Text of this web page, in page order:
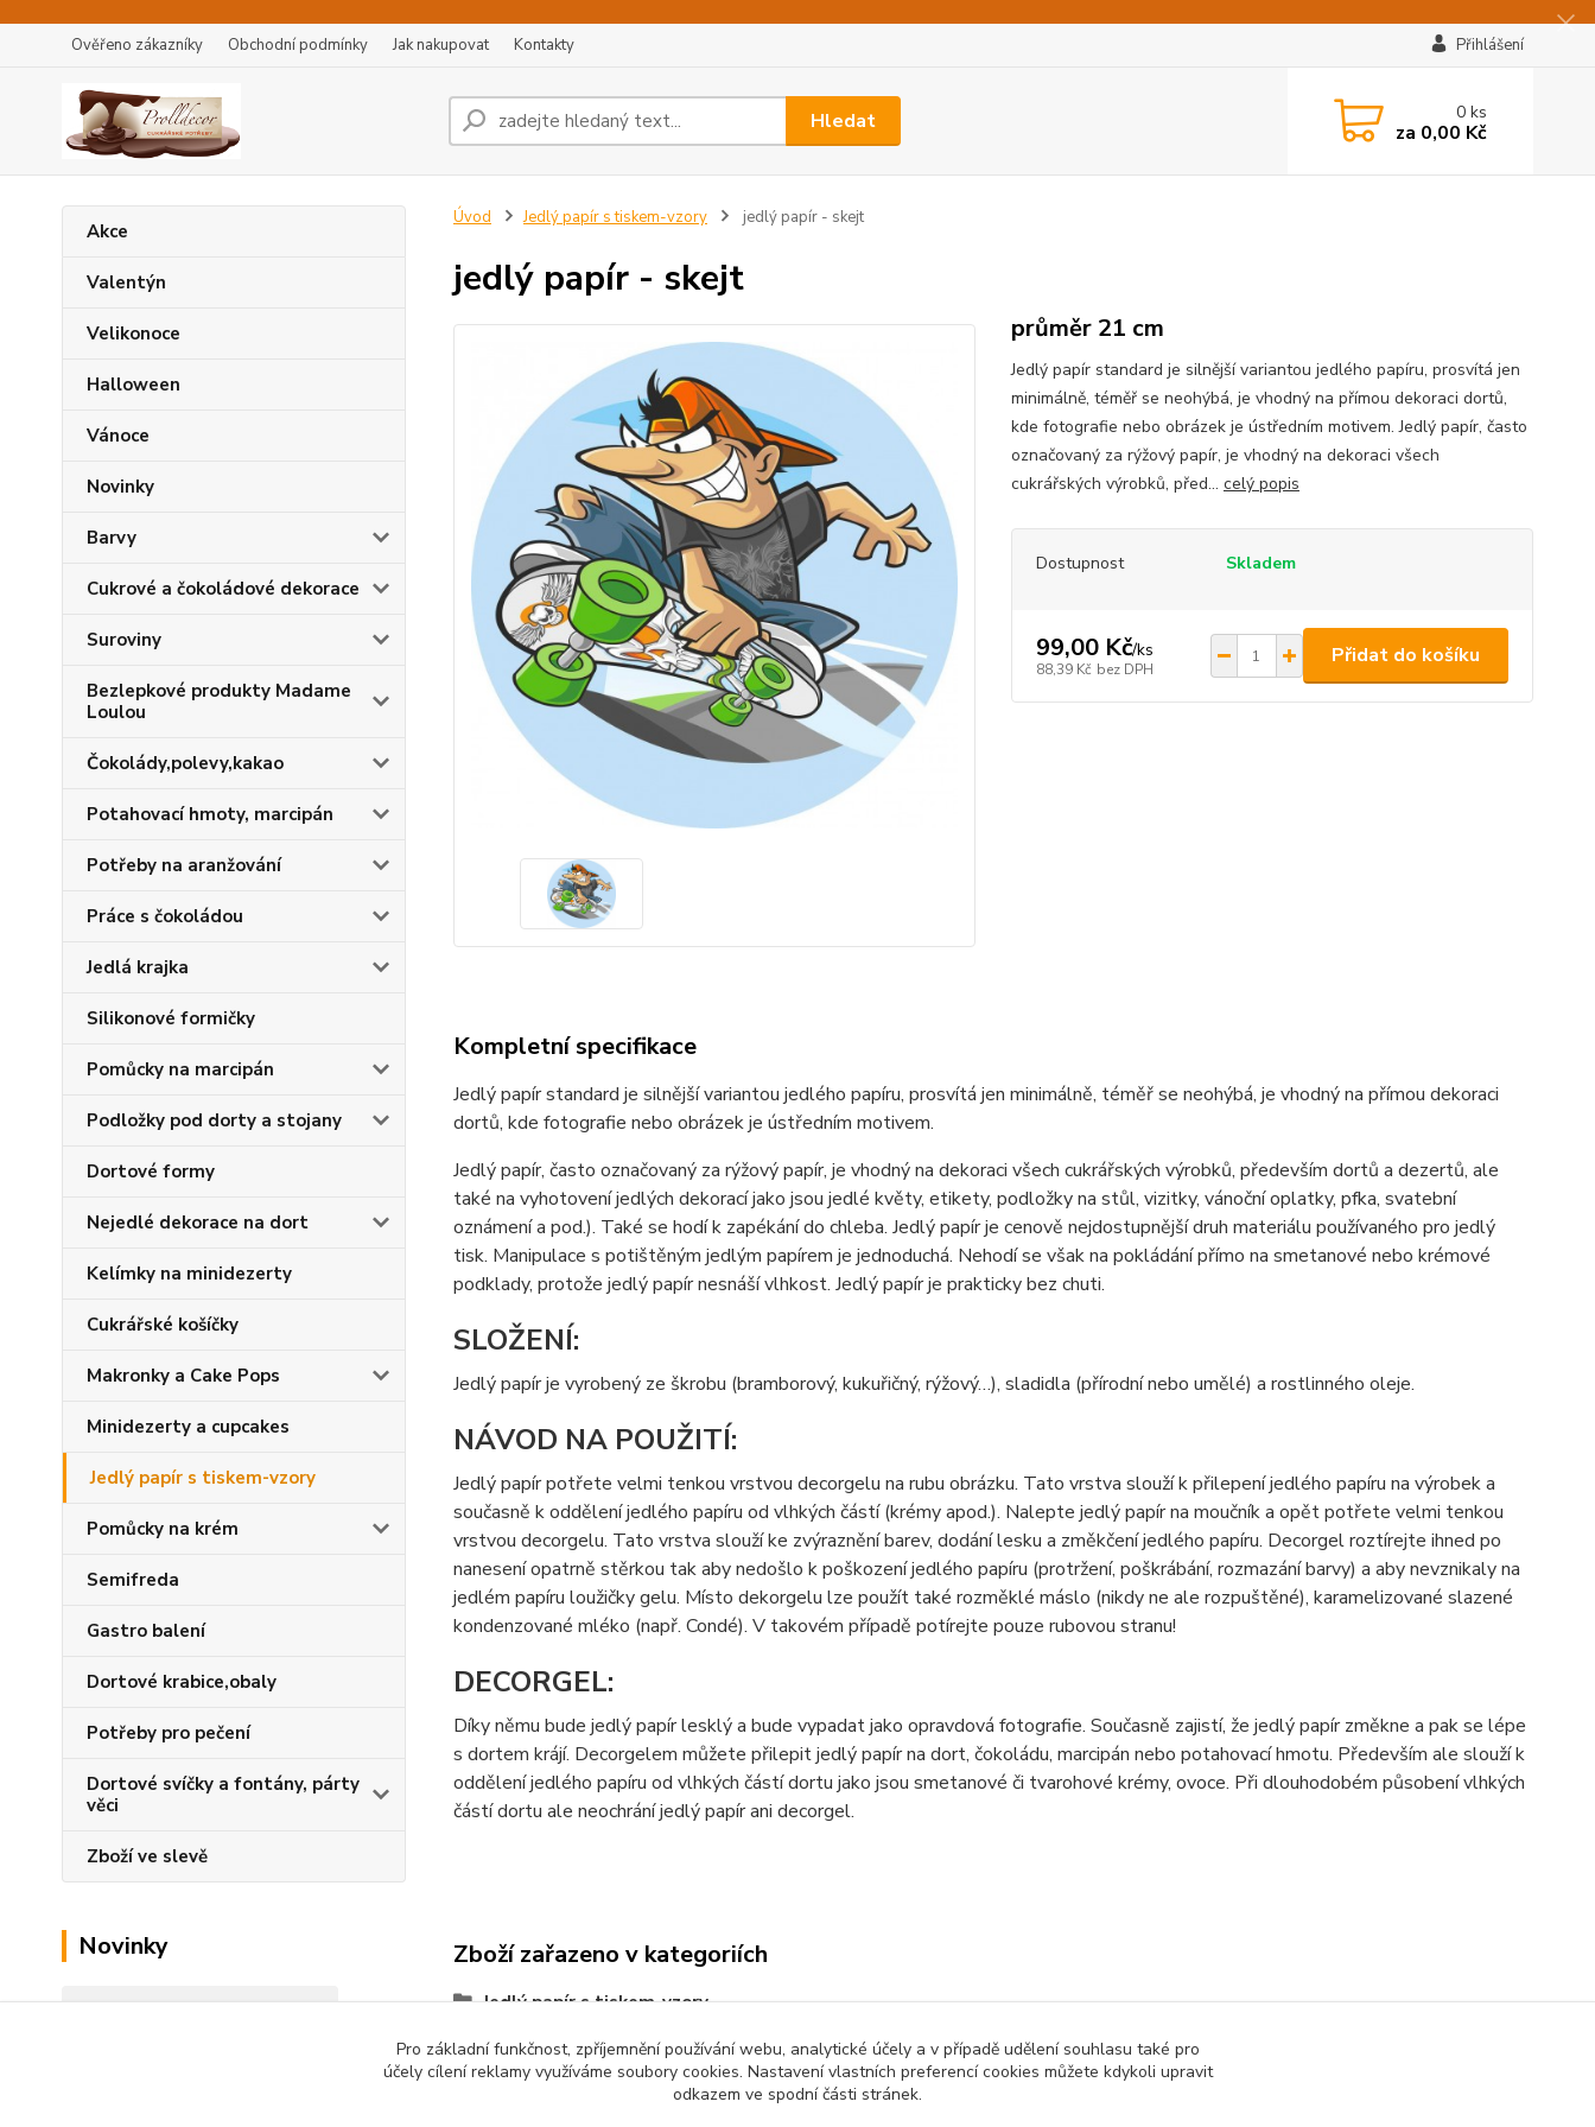
Ověřeno zákazníky Obchodní podmínky Jak nakupovat Kontakty Přihlášení
Hledat 0ks
za 0,00 Kč
Akce
Valentýn
Velikonoce
Halloween
Vánoce
Novinky
Barvy
Cukrové a čokoládové dekorace
Suroviny
Bezlepkové produkty Madame
Loulou
Čokolády,polevy,kakao
Potahovací hmoty, marcipán
Potřeby na aranžování
Práce s čokoládou
Jedlá krajka
Silikonové formičky
Pomůcky na marcipán
Podložky pod dorty a stojany
Dortové formy
Nejedlé dekorace na dort
Kelímky na minidezerty
Cukrářské košíčky
Makronky a Cake Pops
Minidezerty a cupcakes
Jedlý papír s tiskem-vzory
Pomůcky na krém
Semifreda
Gastro balení
Dortové krabice,obaly
Potřeby pro pečení
Dortové svíčky a fontány, párty
věci
Zboží ve slevě
Novinky
Zobrazit všechny novinky
Úvod Jedlý papír s tiskem-vzory jedlý papír - skejt
jedlý papír - skejt
průměr 21 cm
Jedlý papír standard je silnější variantou jedlého papíru, prosvítá jen
minimálně, téměř se neohýbá, je vhodný na přímou dekoraci dortů,
kde fotografie nebo obrázek je ústředním motivem. Jedlý papír, často
označovaný za rýžový papír, je vhodný na dekoraci všech
cukrářských výrobků, před... celý popis
Dostupnost Skladem
99,00 Kč/ks
88,39 Kč bez DPH
Přidat do košíku
Kompletní specifikace
Jedlý papír standard je silnější variantou jedlého papíru, prosvítá jen minimálně, téměř se neohýbá, je vhodný na přímou dekoraci
dortů, kde fotografie nebo obrázek je ústředním motivem.
Jedlý papír, často označovaný za rýžový papír, je vhodný na dekoraci všech cukrářských výrobků, především dortů a dezertů, ale
také na vyhotovení jedlých dekorací jako jsou jedlé květy, etikety, podložky na stůl, vizitky, vánoční oplatky, pfka, svatební
oznámení a pod.). Také se hodí k zapékání do chleba. Jedlý papír je cenově nejdostupnější druh materiálu používaného pro jedlý
tisk. Manipulace s potištěným jedlým papírem je jednoduchá. Nehodí se však na pokládání přímo na smetanové nebo krémové
podklady, protože jedlý papír nesnáší vlhkost. Jedlý papír je prakticky bez chuti.
SLOŽENÍ:
Jedlý papír je vyrobený ze škrobu (bramborový, kukuřičný, rýžový…), sladidla (přírodní nebo umělé) a rostlinného oleje.
NÁVOD NA POUŽITÍ:
Jedlý papír potřete velmi tenkou vrstvou decorgelu na rubu obrázku. Tato vrstva slouží k přilepení jedlého papíru na výrobek a
současně k oddělení jedlého papíru od vlhkých částí (krémy apod.). Nalepte jedlý papír na moučník a opět potřete velmi tenkou
vrstvou decorgelu. Tato vrstva slouží ke zvýraznění barev, dodání lesku a změkčení jedlého papíru. Decorgel roztírejte ihned po
nanesení opatrně stěrkou tak aby nedošlo k poškození jedlého papíru (protržení, poškrábání, rozmazání barvy) a aby nevznikaly na
jedlém papíru loužičky gelu. Místo dekorgelu lze použít také rozměklé máslo (nikdy ne ale rozpuštěné), karamelizované slazené
kondenzované mléko (např. Condé). V takovém případě potírejte pouze rubovou stranu!
DECORGEL:
Díky němu bude jedlý papír lesklý a bude vypadat jako opravdová fotografie. Současně zajistí, že jedlý papír změkne a pak se lépe
s dortem krájí. Decorgelem můžete přilepit jedlý papír na dort, čokoládu, marcipán nebo potahovací hmotu. Především ale slouží k
oddělení jedlého papíru od vlhkých částí dortu jako jsou smetanové či tvarohové krémy, ovoce. Při dlouhodobém působení vlhkých
částí dortu ale neochrání jedlý papír ani decorgel.
Zboží zařazeno v kategoriích
Jedlý papír s tiskem-vzory
Pro základní funkčnost, zpříjemnění používání webu, analytické účely a v případě udělení souhlasu také pro
účely cílení reklamy využíváme soubory cookies. Nastavení vlastních preferencí cookies můžete kdykoli upravit
odkazem ve spodní části stránek.